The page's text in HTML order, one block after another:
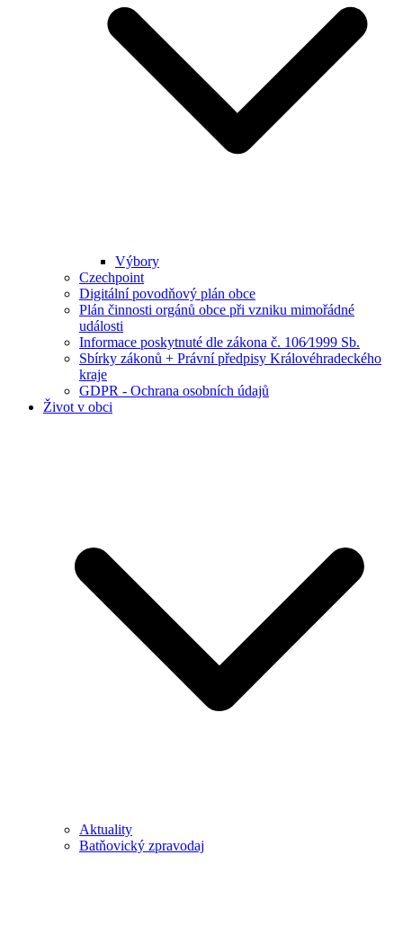
Výbory
Czechpoint
Digitální povodňový plán obce
Plán činnosti orgánů obce při vzniku mimořádné
události
Informace poskytnuté dle zákona č. 106⁄1999 Sb.
Sbírky zákonů + Právní předpisy Královéhradeckého
kraje
GDPR - Ochrana osobních údajů
Život v obci
Aktuality
Batňovický zpravodaj